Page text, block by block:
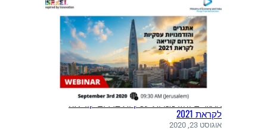
אתגרים והזדמנויות עסקיות בדרום קוריאה
לקראת 2021
אוגוסט 23, 2020